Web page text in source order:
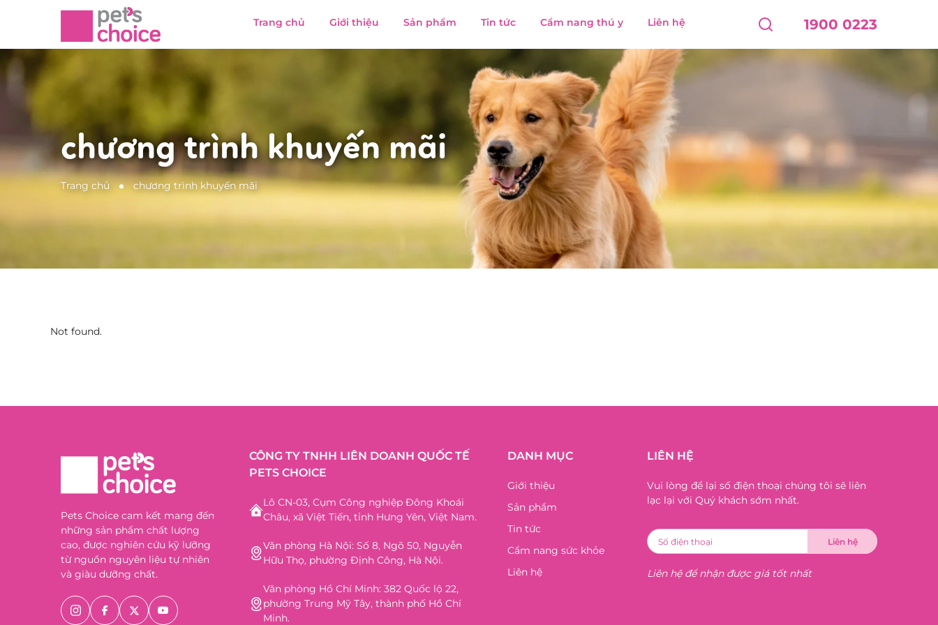
Trang chủ Giới thiệu Sản phẩm Tin tức Cẩm nang thú y Liên hệ 1900 0223
chương trình khuyến mãi
Trang chủ chương trình khuyến mãi
Not found.
Pets Choice cam kết mang đến
những sản phẩm chất lượng
cao, được nghiên cứu kỹ lưỡng
từ nguồn nguyên liệu tự nhiên
và giàu dưỡng chất.
CÔNG TY TNHH LIÊN DOANH QUỐC TẾ
PETS CHOICE
Lô CN-03, Cụm Công nghiệp Đông Khoái
Châu, xã Việt Tiến, tỉnh Hưng Yên, Việt Nam.
Văn phòng Hà Nội: Số 8, Ngõ 50, Nguyễn
Hữu Thọ, phường Định Công, Hà Nội.
Văn phòng Hồ Chí Minh: 382 Quốc lộ 22,
phường Trung Mỹ Tây, thành phố Hồ Chí
Minh.
DANH MỤC
Giới thiệu
Sản phẩm
Tin tức
Cẩm nang sức khỏe
Liên hệ
LIÊN HỆ
Vui lòng để lại số điện thoại chúng tôi sẽ liên
lạc lại với Quý khách sớm nhất.
Liên hệ để nhận được giá tốt nhất